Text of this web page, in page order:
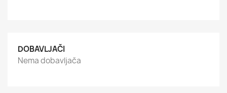
DOBAVLJAČI
Nema dobavljača